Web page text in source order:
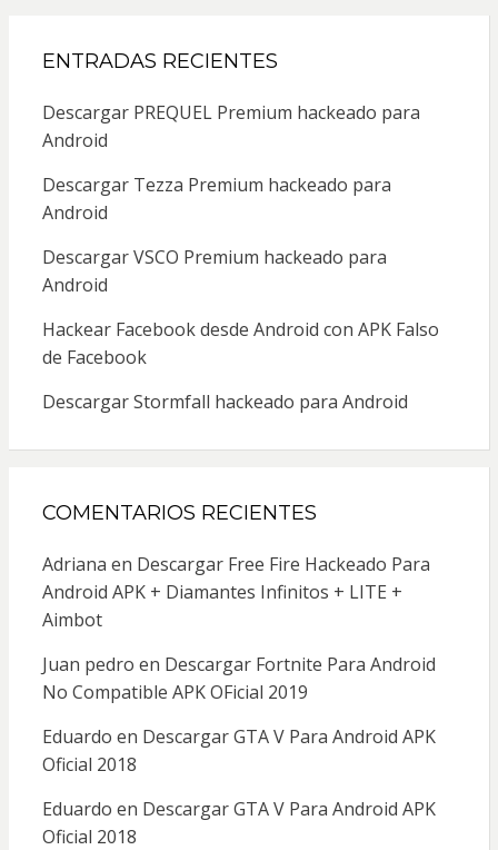
ENTRADAS RECIENTES
Descargar PREQUEL Premium hackeado para
Android
Descargar Tezza Premium hackeado para
Android
Descargar VSCO Premium hackeado para
Android
Hackear Facebook desde Android con APK Falso
de Facebook
Descargar Stormfall hackeado para Android
COMENTARIOS RECIENTES
Adriana en Descargar Free Fire Hackeado Para
Android APK + Diamantes Infinitos + LITE +
Aimbot
Juan pedro en Descargar Fortnite Para Android
No Compatible APK OFicial 2019
Eduardo en Descargar GTA V Para Android APK
Oficial 2018
Eduardo en Descargar GTA V Para Android APK
Oficial 2018